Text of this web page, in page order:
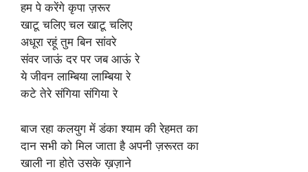
हम पे करेंगे कृपा ज़रूर
खाटू चलिए चल खाटू चलिए
अधूरा रहूं तुम बिन सांवरे
संवर जाऊं दर पर जब आऊं रे
ये जीवन लाम्बिया लाम्बिया रे
कटे तेरे संगिया संगिया रे
बाज रहा कलयुग में डंका श्याम की रेहमत का
दान सभी को मिल जाता है अपनी ज़रूरत का
खाली ना होते उसके ख़ज़ाने